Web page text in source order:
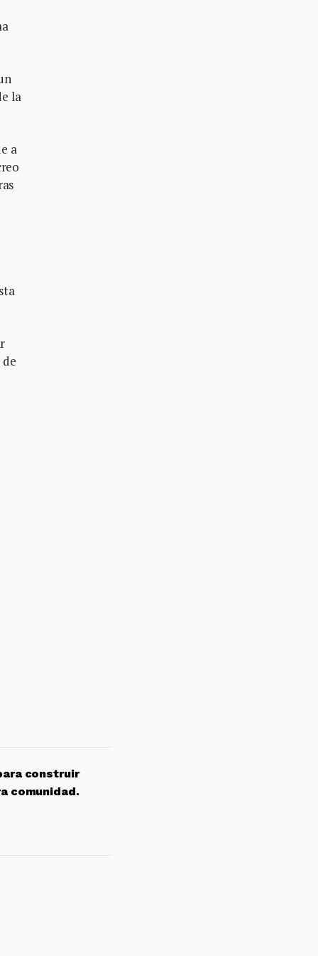
la
a
construir
comunidad.